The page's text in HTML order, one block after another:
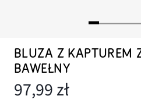
BLUZA Z KAPTUREM
BAWEŁNY
97,99 zł